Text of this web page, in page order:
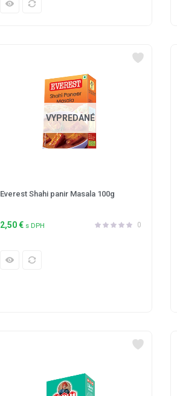
VYPREDANÉ
Everest Shahi panir Masala 100g
0
2,50€ s DPH